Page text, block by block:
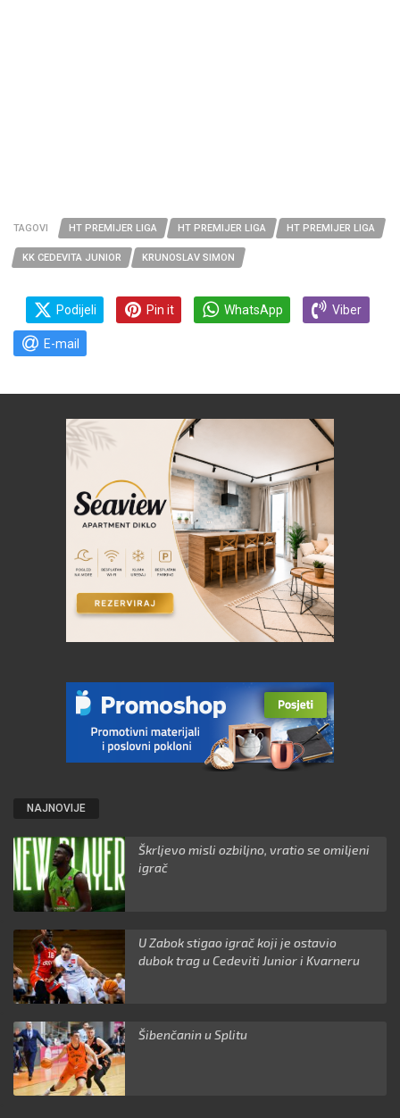
TAGOVI HT PREMIJER LIGA HT PREMIJER LIGA HT PREMIJER LIGA
KK CEDEVITA JUNIOR KRUNOSLAV SIMON
Podijeli Pin it WhatsApp Viber
E-mail
NAJNOVIJE
Škrljevo misli ozbiljno, vratio se omiljeni
igrač
U Zabok stigao igrač koji je ostavio
dubok trag u Cedeviti Junior i Kvarneru
Šibenčanin u Splitu